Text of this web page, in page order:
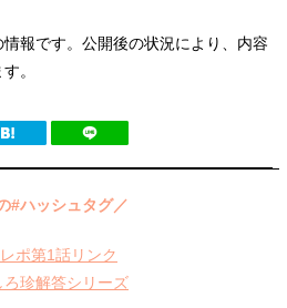
報です。公開後の状況により、内容
。
#ハッシュタグ／
ポ第1話リンク
ろ珍解答シリーズ